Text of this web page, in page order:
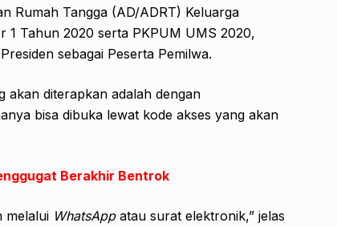
Rumah Tangga (AD/ADRT) Keluarga
1 Tahun 2020 serta PKPUM UMS 2020,
sebagai Peserta Pemilwa.
akan diterapkan adalah dengan
bisa dibuka lewat kode akses yang akan
Berakhir Bentrok
melalui WhatsAppatau surat elektronik,” jelas